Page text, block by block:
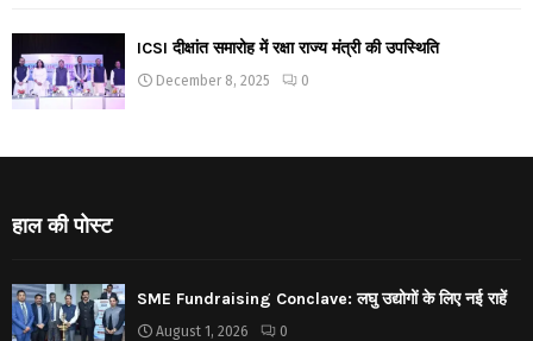
ICSI दीक्षांत समारोह में रक्षा राज्य मंत्री की उपस्थिति
December 8, 2025 0
हाल की पोस्ट
SME Fundraising Conclave: लघु उद्योगों के लिए नई राहें
August 1, 2026 0